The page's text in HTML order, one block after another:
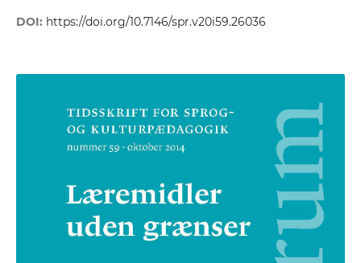
DOI: https://doi.org/10.7146/spr.v20i59.26036